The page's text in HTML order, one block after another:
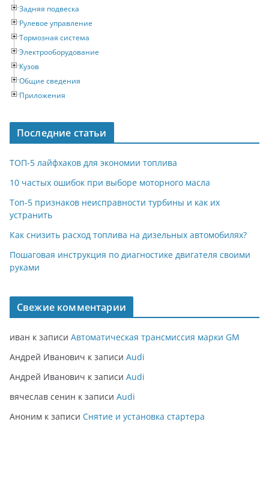
Задняя подвеска
Рулевое управление
Тормозная система
Электрооборудование
Кузов
Общие сведения
Приложения
Последние статьи
ТОП-5 лайфхаков для экономии топлива
10 частых ошибок при выборе моторного масла
Топ-5 признаков неисправности турбины и как их
устранить
Как снизить расход топлива на дизельных автомобилях?
Пошаговая инструкция по диагностике двигателя своими
руками
Свежие комментарии
иван к записи Автоматическая трансмиссия марки GM
Андрей Иванович к записи Audi
Андрей Иванович к записи Audi
вячеслав сенин к записи Audi
Аноним к записи Снятие и установка стартера